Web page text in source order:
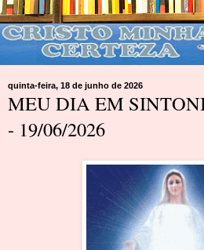
quinta-feira, 18 de junho de 2026
MEU DIA EM
- 19/06/2026